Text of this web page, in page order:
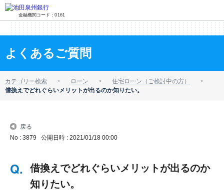
金融機関コード：0161
よくあるご質問
カテゴリー検索 ローン
住宅ローン（ご検討中の方）
借換えでどれぐらいメリットが出るのか知りたい。
戻る
No : 3879 公開日時 : 2021/01/18 00:00
借換えでどれぐらいメリットが出るのか
知りたい。